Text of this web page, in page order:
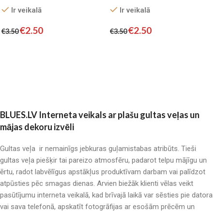
Ir veikalā
€3.50€2.50
Ir veikalā
€3.50€2.50
BLUES.LV Interneta veikals ar plašu gultas veļas un
mājas dekoru izvēli
Gultas veļa ir nemainīgs jebkuras guļamistabas atribūts. Tieši
gultas veļa piešķir tai pareizo atmosfēru, padarot telpu mājīgu un
ērtu, radot labvēlīgus apstākļus produktīvam darbam vai palīdzot
atpūsties pēc smagas dienas. Arvien biežāk klienti vēlas veikt
pasūtījumu interneta veikalā, kad brīvajā laikā var sēsties pie datora
vai sava telefonā, apskatīt fotogrāfijas ar esošām prēcēm un